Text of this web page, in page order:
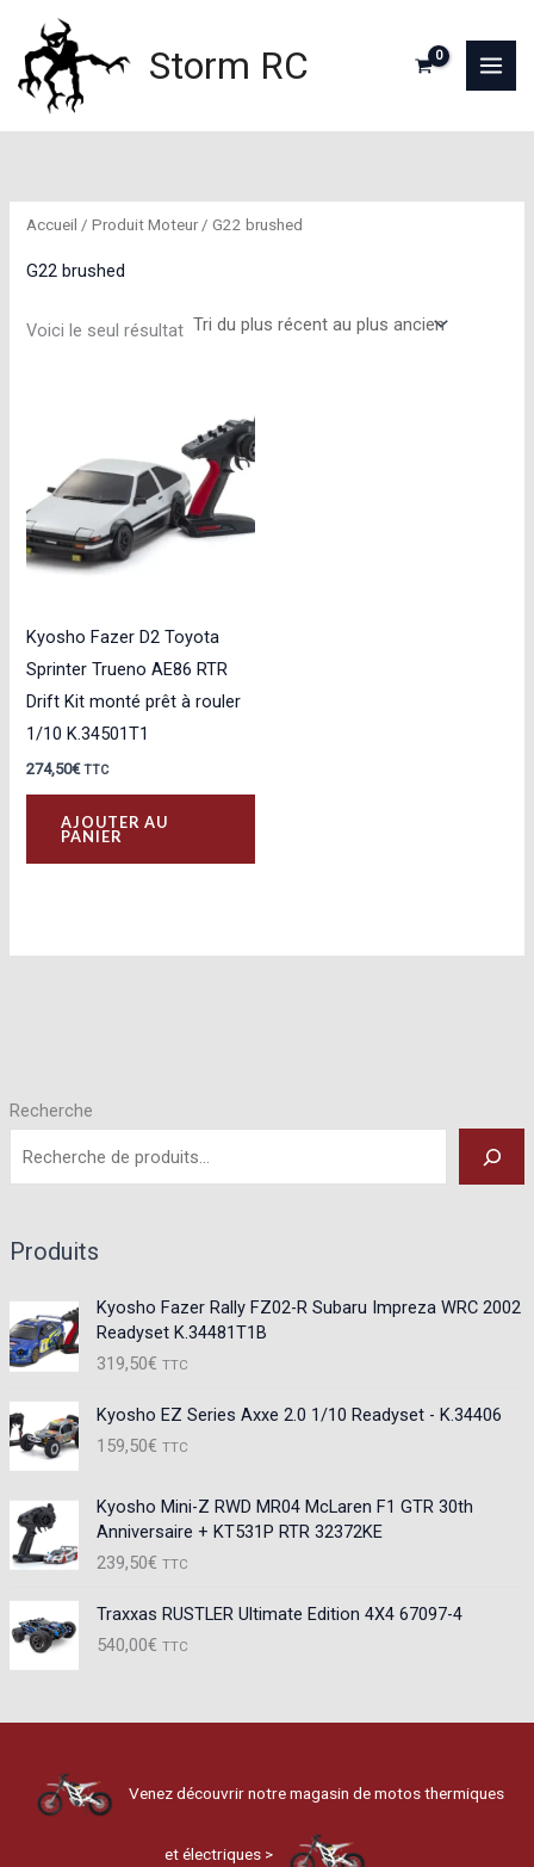
contenu
Storm RC
Recherche
Produits
Kyosho Fazer Rally FZ02-R Subaru Impreza WRC 2002
Readyset K.34481T1B
319,50€ TTC
Kyosho EZ Series Axxe 2.0 1/10 Readyset - K.34406
159,50€ TTC
Kyosho Mini-Z RWD MR04 McLaren F1 GTR 30th
Anniversaire + KT531P RTR 32372KE
239,50€ TTC
Traxxas RUSTLER Ultimate Edition 4X4 67097-4
540,00€ TTC
Accueil / Produit Moteur / G22 brushed
G22 brushed
Voici le seul résultat
Kyosho Fazer D2 Toyota
Sprinter Trueno AE86 RTR
Drift Kit monté prêt à rouler
1/10 K.34501T1
274,50€ TTC
AJOUTER AU
PANIER
Venez découvrir notre magasin de motos thermiques
et électriques >